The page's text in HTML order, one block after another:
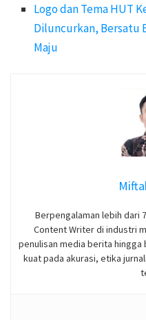
Logo dan Tema HUT
Diluncurkan, Bersatu
Maju
Berpengalaman lebih dari
Content Writer di industri
penulisan media berita
kuat pada akurasi, etika